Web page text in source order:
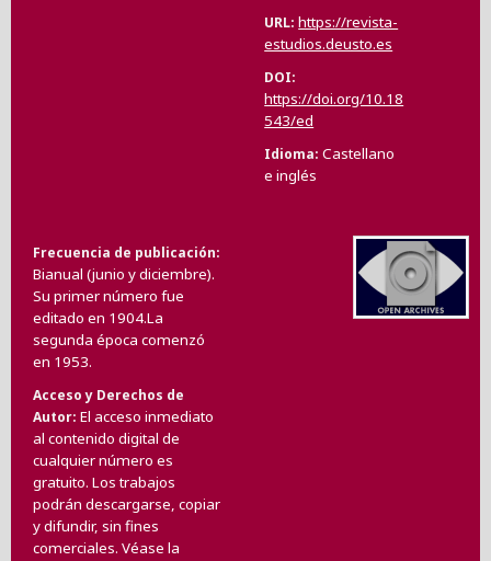
URL https://revista-
estudios.deusto.es
DOI
https://doi.org/10.18
543/ed
Idioma Castellano
e inglés
Frecuencia de publicación
Bianual (junio y diciembre).
Su primer número fue
editado en 1904.La
segunda época comenzó
en 1953.
Acceso y Derechos de
Autor El acceso inmediato
al contenido digital de
cualquier número es
gratuito. Los trabajos
podrán descargarse, copiar
y difundir, sin fines
comerciales. Véase la